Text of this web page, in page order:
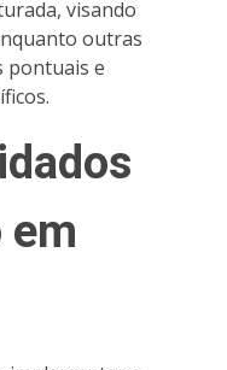
visando
outras
pontuais e